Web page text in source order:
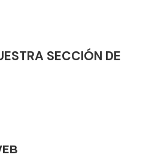
SECCIÓN DE